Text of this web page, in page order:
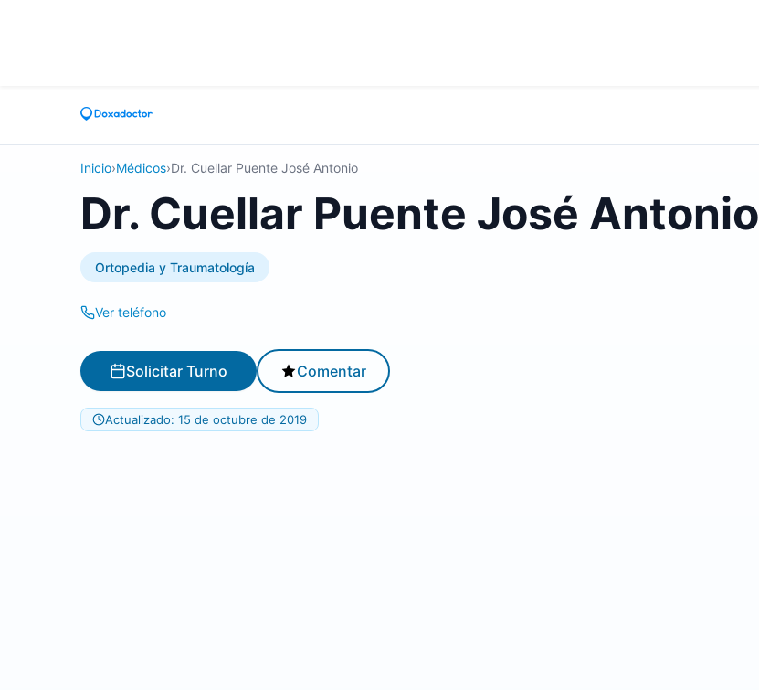
Inicio›Médicos›Dr. Cuellar Puente José Antonio
Dr. Cuellar Puente José Antonio
Ortopedia y Traumatología
Ver teléfono
Solicitar Turno Comentar
Actualizado: 15 de octubre de 2019